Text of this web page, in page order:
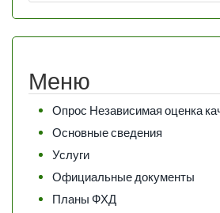
Меню
Опрос Независимая оценка
Основные сведения
Услуги
Официальные документы
Планы ФХД